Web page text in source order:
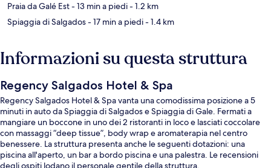
Praia da Galé Est- 13 min a piedi- 1.2 km
Spiaggia di Salgados- 17 min a piedi- 1.4 km
Informazioni su questa struttura
Regency Salgados Hotel & Spa
Regency Salgados Hotel & Spa vanta una comodissima posizione a 5
minuti in auto da Spiaggia di Salgados e Spiaggia di Gale. Fermati a
mangiare un boccone in uno dei 2 ristoranti in loco e lasciati coccolare
con massaggi “deep tissue”, body wrap e aromaterapia nel centro
benessere. La struttura presenta anche le seguenti dotazioni: una
piscina all'aperto, un bar a bordo piscina e una palestra. Le recensioni
degli ospiti lodano il personale gentile della struttura.